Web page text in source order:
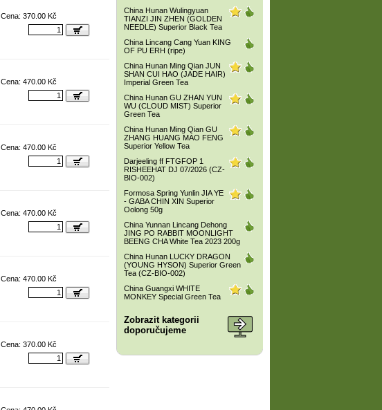
Cena: 370.00 Kč
Cena: 470.00 Kč
Cena: 470.00 Kč
Cena: 470.00 Kč
Cena: 470.00 Kč
Cena: 370.00 Kč
China Hunan Wulingyuan
TIANZI JIN ZHEN (GOLDEN
NEEDLE) Superior Black Tea
China Lincang Cang Yuan KING
OF PU ERH (ripe)
China Hunan Ming Qian JUN
SHAN CUI HAO (JADE HAIR)
Imperial Green Tea
China Hunan GU ZHAN YUN
WU (CLOUD MIST) Superior
Green Tea
China Hunan Ming Qian GU
ZHANG HUANG MAO FENG
Superior Yellow Tea
Darjeeling ff FTGFOP 1
RISHEEHAT DJ 07/2026 (CZ-
BIO-002)
Formosa Spring Yunlin JIA YE
- GABA CHIN XIN Superior
Oolong 50g
China Yunnan Lincang Dehong
JING PO RABBIT MOONLIGHT
BEENG CHA White Tea 2023 200g
China Hunan LUCKY DRAGON
(YOUNG HYSON) Superior Green
Tea (CZ-BIO-002)
China Guangxi WHITE
MONKEY Special Green Tea
Zobrazit kategorii
doporučujeme